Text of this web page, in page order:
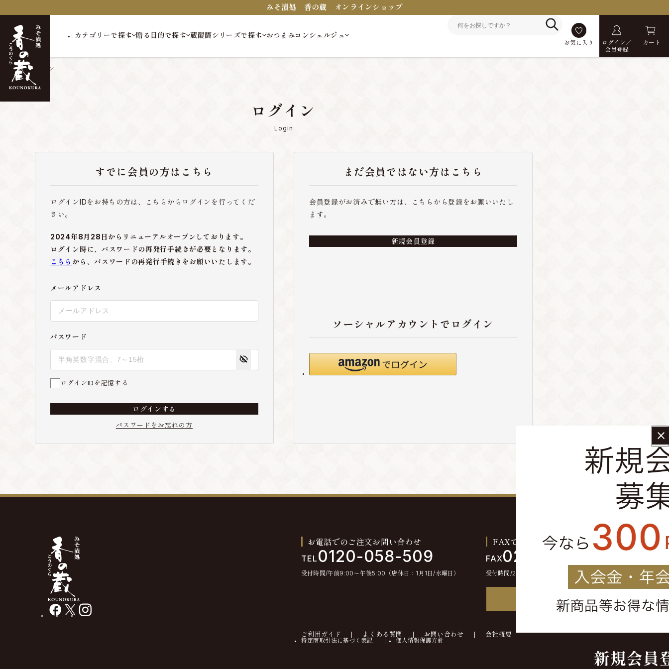
みそ漬処 香の蔵 オンラインショップ
カテゴリーで探す 贈る目的で探す 蔵醍醐シリーズで探す おつまみコンシェルジュ
お気に入り
ログイン／
会員登録
カート
トップ ログイン
ログイン
Login
すでに会員の方はこちら
ログインIDをお持ちの方は、こちらからログインを行ってくだ
さい。
2024年8月28日からリニューアルオープンしております。
ログイン時に、パスワードの再発行手続きが必要となります。
こちら から、パスワードの再発行手続きをお願いいたします。
メールアドレス
パスワード
ログインIDを記憶する
ログインする
パスワードをお忘れの方
まだ会員ではない方はこちら
会員登録がお済みで無い方は、こちらから登録をお願いいたし
ます。
新規会員登録
ソーシャルアカウントでログイン
facebook
X instagram
お電話でのご注文お問い合わせ
TEL 0120-058-509
受付時間/午前9:00〜午後5:00（店休日：1月1日/水曜日）
FAXでのご注文お問い合わせ
FAX0244-46-2355
受付時間/24時間受付
ご利用ガイド よくある質問 お問い合わせ 会社概要
特定商取引法に基づく表記 個人情報保護方針